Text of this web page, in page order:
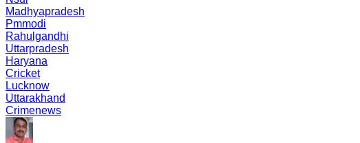
Madhyapradesh
Pmmodi
Rahulgandhi
Uttarpradesh
Haryana
Cricket
Lucknow
Uttarakhand
Crimenews